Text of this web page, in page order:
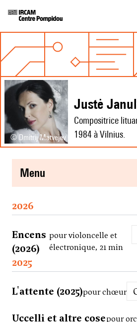
© Dmitrij Matvejev
Justė
Compositrice
1984 à Vilnius.
menu
2026
Encens
(2026)
pour violoncelle et
électronique, 21 min
2025
L'attente (2025)pour chœur
Uccelli et altre cosepour